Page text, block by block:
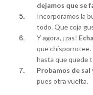
dejamos que se
Incorporamos la
todo. Que coja
Y agora, ¡zas!
que chisporrotee.
hasta que quede
Probamos de sal
pues otra vuelta.